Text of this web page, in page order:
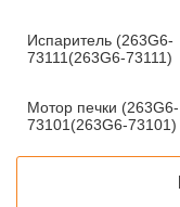
Испаритель (263G6-
73111(263G6-73111)
Мотор печки (263G6-
73101(263G6-73101)